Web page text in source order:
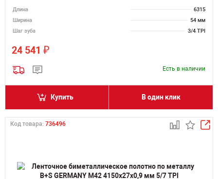
Длина
6315
Ширина
54 мм
Шаг зуба
3/4 TPI
24 541 ₽
Есть в наличии
Купить В один клик
Код товара: 736496